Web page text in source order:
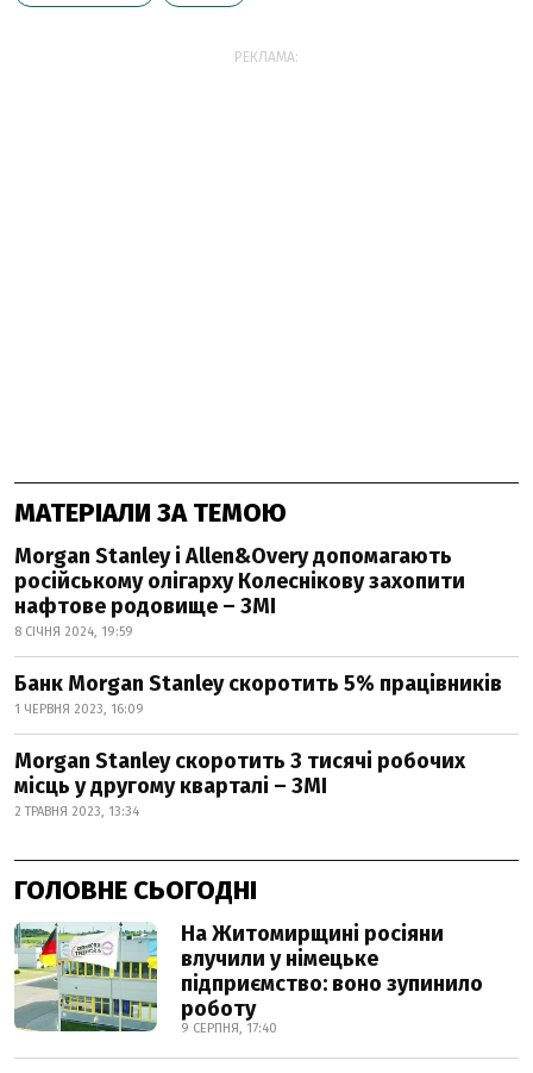
РЕКЛАМА:
МАТЕРІАЛИ ЗА ТЕМОЮ
Morgan Stanley і Allen&Overy допомагають
російському олігарху Колеснікову захопити
нафтове родовище – ЗМІ
8 СІЧНЯ 2024, 19:59
Банк Morgan Stanley скоротить 5% працівників
1 ЧЕРВНЯ 2023, 16:09
Morgan Stanley скоротить 3 тисячі робочих
місць у другому кварталі – ЗМІ
2 ТРАВНЯ 2023, 13:34
ГОЛОВНЕ СЬОГОДНІ
На Житомирщині росіяни
влучили у німецьке
підприємство: воно зупинило
роботу
9 СЕРПНЯ, 17:40